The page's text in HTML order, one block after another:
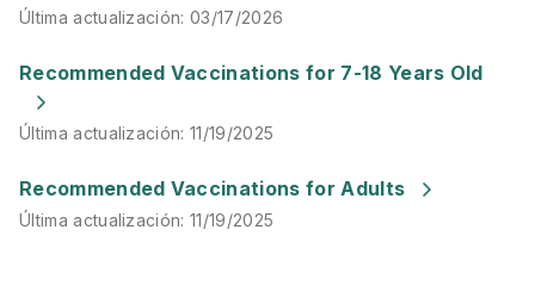
Última actualización:03/17/2026
Recommended Vaccinations for 7-18 Years Old
Última actualización:11/19/2025
Última actualización:11/19/2025
Recommended Vaccinations for Adults
Última actualización:11/19/2025
Última actualización:11/19/2025